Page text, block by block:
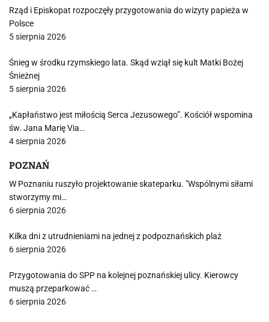
Rząd i Episkopat rozpoczęły przygotowania do wizyty papieża w
Polsce
5 sierpnia 2026
Śnieg w środku rzymskiego lata. Skąd wziął się kult Matki Bożej
Śnieżnej
5 sierpnia 2026
„Kapłaństwo jest miłością Serca Jezusowego”. Kościół wspomina
św. Jana Marię Via…
4 sierpnia 2026
POZNAŃ
W Poznaniu ruszyło projektowanie skateparku. "Wspólnymi siłami
stworzymy mi…
6 sierpnia 2026
Kilka dni z utrudnieniami na jednej z podpoznańskich plaż
6 sierpnia 2026
Przygotowania do SPP na kolejnej poznańskiej ulicy. Kierowcy
muszą przeparkować …
6 sierpnia 2026